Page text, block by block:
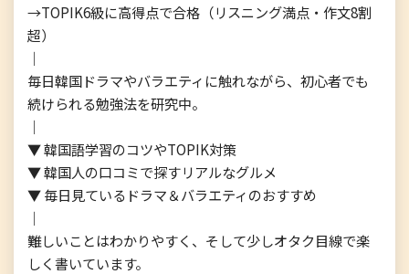
→TOPIK6級に高得点で合格（リスニング満点・作文8割
超）
｜
毎日韓国ドラマやバラエティに触れながら、初心者でも
続けられる勉強法を研究中。
｜
▼ 韓国語学習のコツやTOPIK対策
▼ 韓国人の口コミで探すリアルなグルメ
▼ 毎日見ているドラマ＆バラエティのおすすめ
｜
難しいことはわかりやすく、そして少しオタク目線で楽